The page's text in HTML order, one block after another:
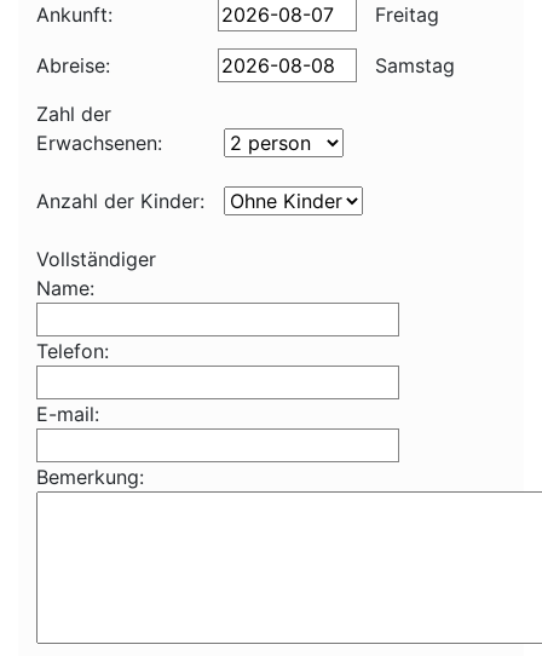
Ankunft: Freitag
Abreise:
Samstag
Zahl der
Erwachsenen:
Anzahl der Kinder:
Vollständiger
Name:
Telefon:
E-mail:
Bemerkung: